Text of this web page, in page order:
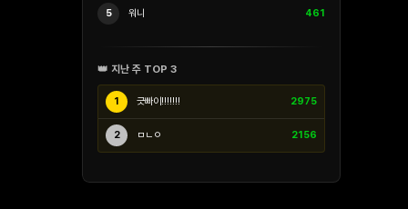
5 워니 461
👑 지난 주 TOP 3
1 긋빠이!!!!!!! 2975
2 ㅁㄴㅇ 2156